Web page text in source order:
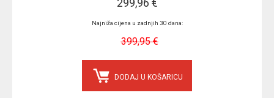
299,96 €
Najniža cijena u zadnjih 30 dana:
399,95 €
DODAJ U KOŠARICU